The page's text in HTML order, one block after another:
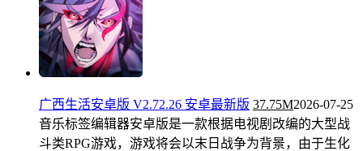
广西生活安卓版 V2.72.26 安卓最新版 37.75M2026-07-25
音乐标签编辑器安卓版是一款根据电视剧改编的大型战
斗类RPG游戏，游戏将会以末日战争为背景，由于生化